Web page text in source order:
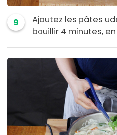
9
Ajoutez les pâtes
bouillir 4 minutes,